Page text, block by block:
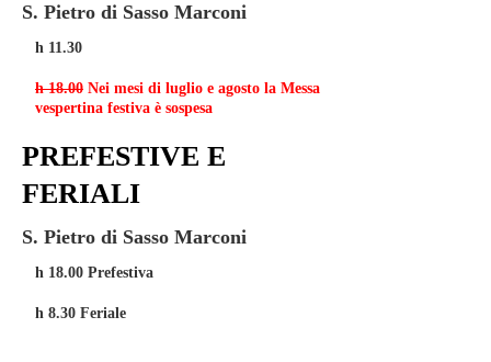
S. Pietro di Sasso Marconi
h 11.30
h 18.00 Nei mesi di luglio e agosto la Messa
vespertina festiva è sospesa
PREFESTIVE E
FERIALI
S. Pietro di Sasso Marconi
h 18.00 Prefestiva
h 8.30 Feriale